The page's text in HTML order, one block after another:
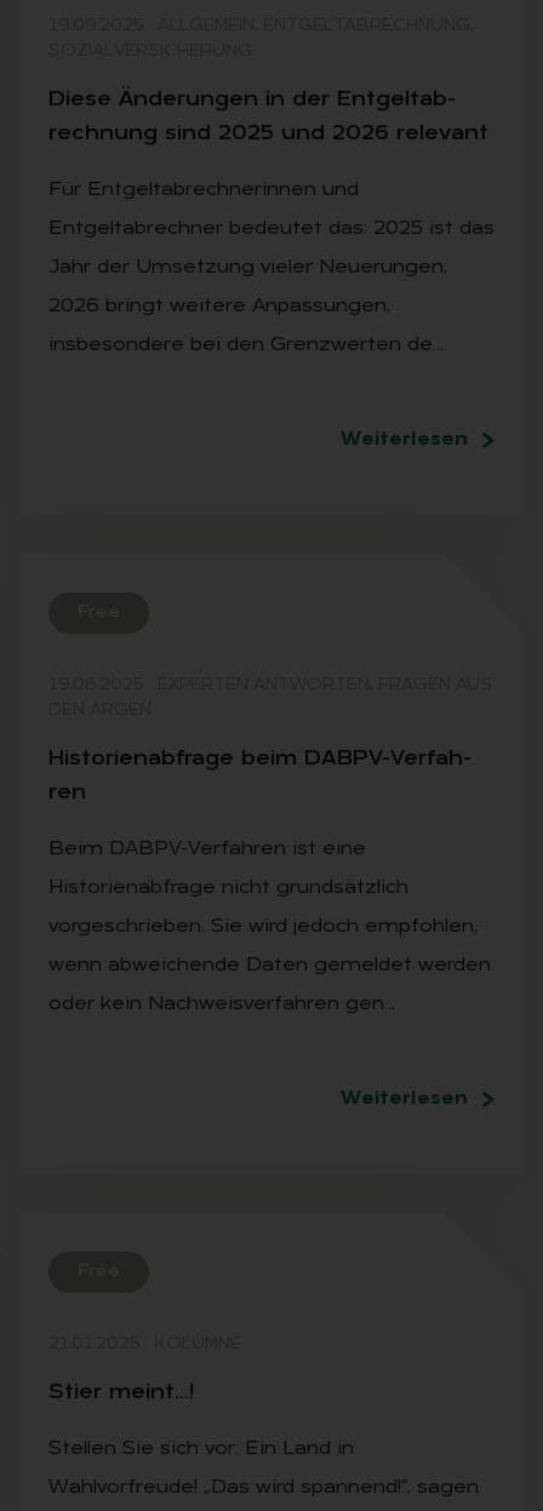
Die­se Än­de­run­gen in der Ent­gel­tab­
rech­nung sind 2025 und 2026 re­le­vant
Für Entgeltabrechnerinnen und
Entgeltabrechner bedeutet das: 2025 ist das
Jahr der Umsetzung vieler Neuerungen,
2026 bringt weitere Anpassungen,
insbesondere bei den Grenzwerten de…
Weiterlesen
His­to­ri­en­ab­fra­ge beim DABPV-Ver­fah­
ren
Beim DABPV-Verfahren ist eine
Historienabfrage nicht grundsätzlich
vorgeschrieben. Sie wird jedoch empfohlen,
wenn abweichende Daten gemeldet werden
oder kein Nachweisverfahren gen…
Weiterlesen
Stier meint…!
Stellen Sie sich vor: Ein Land in
Wahlvorfreude! „Das wird spannend!“, sagen